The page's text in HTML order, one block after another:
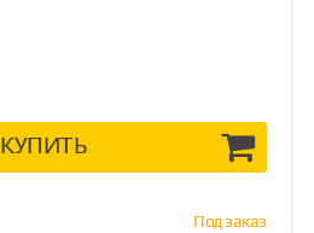
КУПИТЬ
Под заказ